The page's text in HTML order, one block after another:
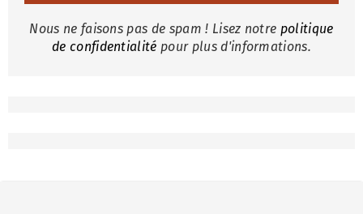
Nous ne faisons pas de spam ! Lisez notre politique
de confidentialité pour plus d'informations.